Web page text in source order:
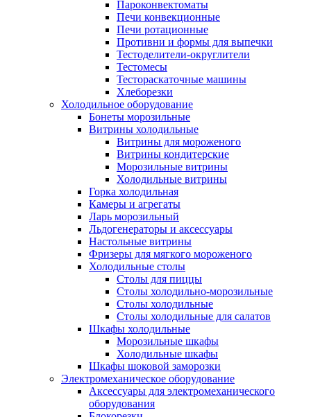
Пароконвектоматы
Печи конвекционные
Печи ротационные
Противни и формы для выпечки
Тестоделители-округлители
Тестомесы
Тестораскаточные машины
Хлеборезки
Холодильное оборудование
Бонеты морозильные
Витрины холодильные
Витрины для мороженого
Витрины кондитерские
Морозильные витрины
Холодильные витрины
Горка холодильная
Камеры и агрегаты
Ларь морозильный
Льдогенераторы и аксессуары
Настольные витрины
Фризеры для мягкого мороженого
Холодильные столы
Столы для пиццы
Столы холодильно-морозильные
Столы холодильные
Столы холодильные для салатов
Шкафы холодильные
Mорозильные шкафы
Холодильные шкафы
Шкафы шоковой заморозки
Электромеханическое оборудование
Аксессуары для электромеханического
оборудования